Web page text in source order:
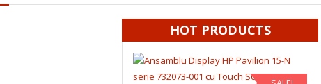
HOT PRODUCTS